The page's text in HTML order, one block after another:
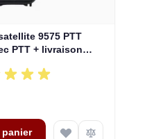
9575 PTT
PTT + livraison
panier